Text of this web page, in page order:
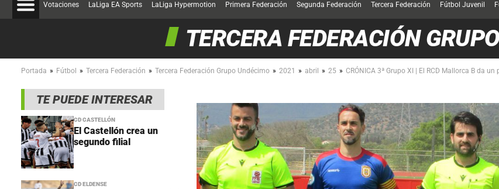
Votaciones LaLiga EA Sports LaLiga Hypermotion Primera Federación Segunda Federación Tercera Federación Fútbol Juvenil
TERCERA FEDERACIÓN
Portada » Fútbol » Tercera Federación » Tercera Federación Grupo Undécimo » 2021 » abril » 25 » CRÓNICA 3ª Grupo XI | El RCD Mallorca B da
TE PUEDE INTERESAR
CD CASTELLÓN
El Castellón crea un
segundo filial
CD ELDENSE